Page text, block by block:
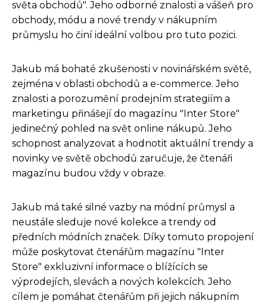
světa obchodů". Jeho odborné znalosti a vášeň pro
obchody, módu a nové trendy v nákupním
průmyslu ho činí ideální volbou pro tuto pozici.
Jakub má bohaté zkušenosti v novinářském světě,
zejména v oblasti obchodů a e-commerce. Jeho
znalosti a porozumění prodejním strategiím a
marketingu přinášejí do magazínu "Inter Store"
jedinečný pohled na svět online nákupů. Jeho
schopnost analyzovat a hodnotit aktuální trendy a
novinky ve světě obchodů zaručuje, že čtenáři
magazínu budou vždy v obraze.
Jakub má také silné vazby na módní průmysl a
neustále sleduje nové kolekce a trendy od
předních módních značek. Díky tomuto propojení
může poskytovat čtenářům magazínu "Inter
Store" exkluzivní informace o blížících se
výprodejích, slevách a nových kolekcích. Jeho
cílem je pomáhat čtenářům při jejich nákupním